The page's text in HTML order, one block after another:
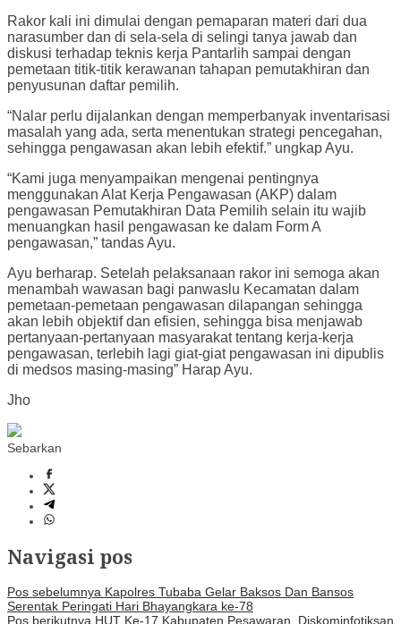
Rakor kali ini dimulai dengan pemaparan materi dari dua
narasumber dan di sela-sela di selingi tanya jawab dan
diskusi terhadap teknis kerja Pantarlih sampai dengan
pemetaan titik-titik kerawanan tahapan pemutakhiran dan
penyusunan daftar pemilih.
“Nalar perlu dijalankan dengan memperbanyak inventarisasi
masalah yang ada, serta menentukan strategi pencegahan,
sehingga pengawasan akan lebih efektif.” ungkap Ayu.
“Kami juga menyampaikan mengenai pentingnya
menggunakan Alat Kerja Pengawasan (AKP) dalam
pengawasan Pemutakhiran Data Pemilih selain itu wajib
menuangkan hasil pengawasan ke dalam Form A
pengawasan,” tandas Ayu.
Ayu berharap. Setelah pelaksanaan rakor ini semoga akan
menambah wawasan bagi panwaslu Kecamatan dalam
pemetaan-pemetaan pengawasan dilapangan sehingga
akan lebih objektif dan efisien, sehingga bisa menjawab
pertanyaan-pertanyaan masyarakat tentang kerja-kerja
pengawasan, terlebih lagi giat-giat pengawasan ini dipublis
di medsos masing-masing” Harap Ayu.
Jho
Sebarkan
Navigasi pos
Pos sebelumnya Kapolres Tubaba Gelar Baksos Dan Bansos
Serentak Peringati Hari Bhayangkara ke-78
Pos berikutnya HUT Ke-17 Kabupaten Pesawaran, Diskominfotiksan